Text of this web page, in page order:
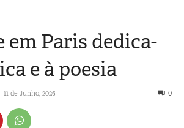
em Paris dedica-
e à poesia
11 de Junho, 2026 0